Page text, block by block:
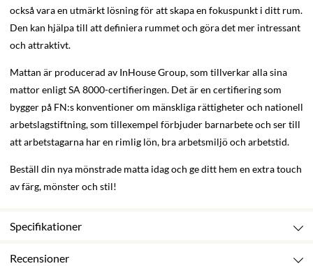
också vara en utmärkt lösning för att skapa en fokuspunkt i ditt rum.
Den kan hjälpa till att definiera rummet och göra det mer intressant
och attraktivt.
Mattan är producerad av InHouse Group, som tillverkar alla sina
mattor enligt SA 8000-certifieringen. Det är en certifiering som
bygger på FN:s konventioner om mänskliga rättigheter och nationell
arbetslagstiftning, som tillexempel förbjuder barnarbete och ser till
att arbetstagarna har en rimlig lön, bra arbetsmiljö och arbetstid.
Beställ din nya mönstrade matta idag och ge ditt hem en extra touch
av färg, mönster och stil!
Specifikationer
Recensioner